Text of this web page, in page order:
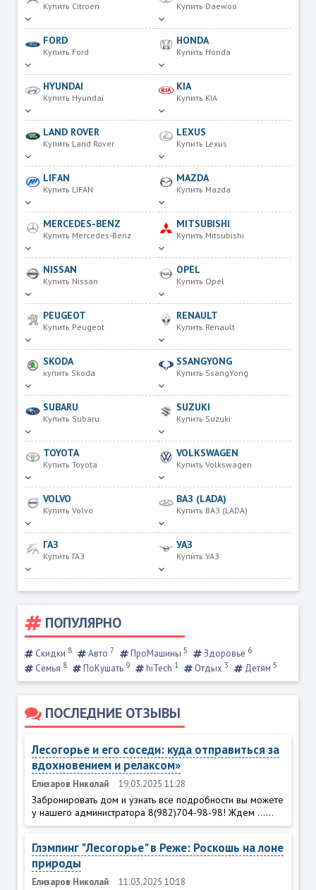
Купить Citroen Купить Daewoo
FORD
Купить Ford
HONDA
Купить Honda
HYUNDAI
Купить Hyundai
KIA
Купить KIA
LAND ROVER
Купить Land Rover
LEXUS
Купить Lexus
LIFAN
Купить LIFAN
MAZDA
Купить Mazda
MERCEDES-BENZ
Купить Mercedes-Benz
MITSUBISHI
Купить Mitsubishi
NISSAN
Купить Nissan
OPEL
Купить Opel
PEUGEOT
Купить Peugeot
RENAULT
Купить Renault
SKODA
купить Skoda
SSANGYONG
Купить SsangYong
SUBARU
Купить Subaru
SUZUKI
Купить Suzuki
TOYOTA
Купить Toyota
VOLKSWAGEN
Купить Volkswagen
VOLVO
Купить Volvo
ВАЗ (LADA)
Купить ВАЗ (LADA)
ГАЗ
Купить ГАЗ
УАЗ
Купить УАЗ
ПОПУЛЯРНО
Скидки 8 Авто 7 ПроМашины 5 Здоровье 6
Семья 8 ПоКушать 9 hiTech 1 Отдых 3 Детям 5
ПОСЛЕДНИЕ ОТЗЫВЫ
Лесогорье и его соседи: куда отправиться за
вдохновением и релаксом»
Елизаров Николай 19.03.2025 11:28
Забронировать дом и узнать все подробности вы можете
у нашего администратора 8(982)704-98-98! Ждем ......
Глэмпинг "Лесогорье" в Реже: Роскошь на лоне
природы
Елизаров Николай 11.03.2025 10:18